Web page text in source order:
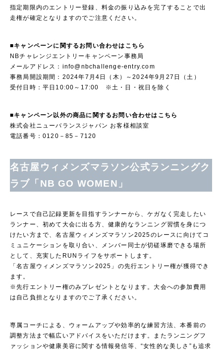
指定期限内のエントリー登録、料金の振り込みを完了することで出
走権が確定となりますのでご注意ください。
■キャンペーンに関するお問い合わせはこちら
NBチャレンジエントリーキャンペーン事務局
メールアドレス： info@nbchallenge-entry.com
事務局開設期間：2024年7月4日（木）～2024年9月27日（土）
受付日時：平日10:00～17:00 ※土・日・祝日を除く
■キャンペーン以外の商品に関するお問い合わせはこちら
株式会社ニューバランスジャパン お客様相談室
電話番号：0120－85－7120
名古屋ウィメンズマラソン公式ランニングク
ラブ「NB GO WOMEN」
レースで自己記録更新を目指すランナーから、ケガなく完走したい
ランナー、初めて大会に出る方、健康的なランニング習慣を身につ
けたい方まで、名古屋ウィメンズマラソン2025のレースに向けてコ
ミュニケーションを取り合い、メンバー同士が切磋琢磨できる場所
として、充実したRUNライフをサポートします。
「名古屋ウィメンズマラソン2025」の先行エントリー権が獲得でき
ます。
※先行エントリー権のみプレゼントとなります。大会への参加費用
は自己負担となりますのでご了承ください。
専属コーチによる、ウォームアップや効率的な練習方法、本番前の
調整方法まで幅広いアドバイスをいただけます。またランニングフ
ァッションや健康美容に関する情報発信等、“女性的な美しさ”も追求